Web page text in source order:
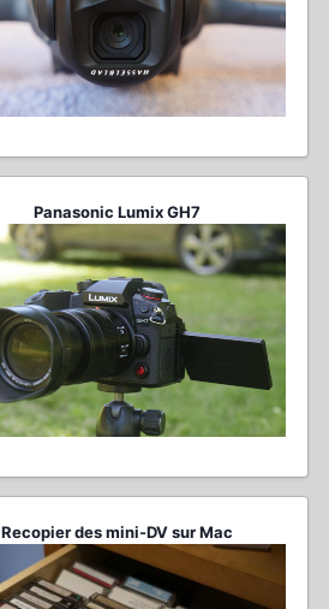
Panasonic Lumix GH7
Recopier des mini-DV sur Mac